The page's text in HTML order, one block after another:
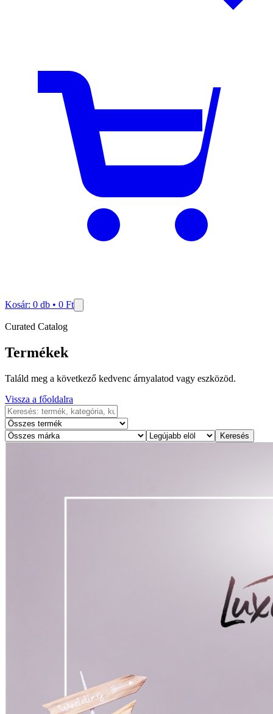
Kosár: 0 db • 0 Ft
Curated Catalog
Termékek
Találd meg a következő kedvenc árnyalatod vagy eszközöd.
Vissza a főoldalra
Keresés